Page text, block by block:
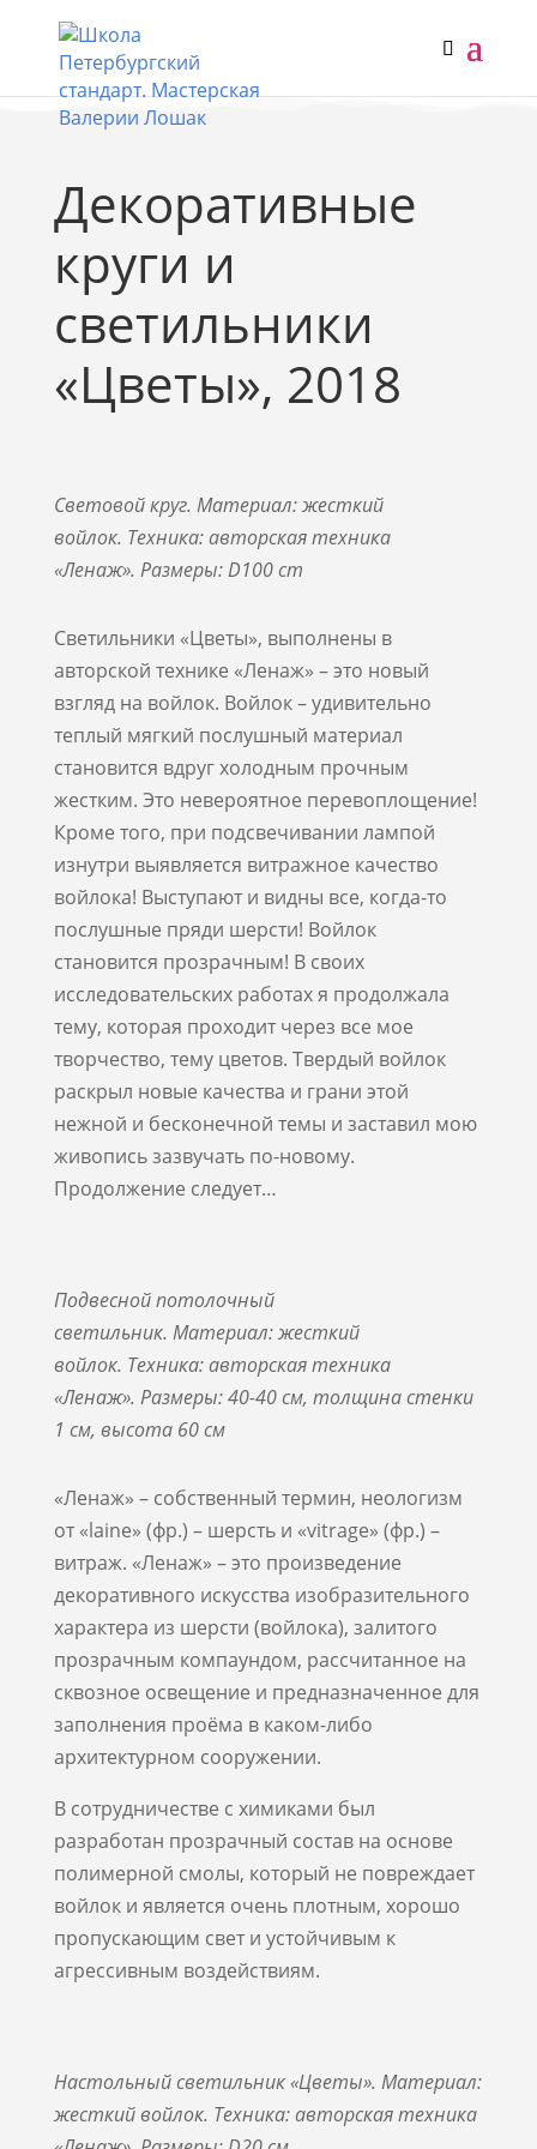
Декоративные
круги и
светильники
«Цветы», 2018
Световой круг. Материал: жесткий
войлок. Техника: авторская техника
«Ленаж». Размеры:D100cm
Светильники «Цветы», выполнены в
авторской технике «Ленаж» – это новый
взгляд на войлок. Войлок – удивительно
теплый мягкий послушный материал
становится вдруг холодным прочным
жестким. Это невероятное перевоплощение!
Кроме того, при подсвечивании лампой
изнутри выявляется витражное качество
войлока! Выступают и видны все, когда-то
послушные пряди шерсти! Войлок
становится прозрачным! В своих
исследовательских работах я продолжала
тему, которая проходит через все мое
творчество, тему цветов. Твердый войлок
раскрыл новые качества и грани этой
нежной и бесконечной темы и заставил мою
живопись зазвучать по-новому.
Продолжение следует…
Подвесной потолочный
светильник. Материал: жесткий
войлок. Техника: авторская техника
«Ленаж». Размеры: 40-40 см, толщина стенки
1 см, высота 60 см
«Ленаж» – собственный термин, неологизм
от «laine» (фр.) – шерсть и «vitrage» (фр.) –
витраж. «Ленаж» – это произведение
декоративного искусства изобразительного
характера из шерсти (войлока), залитого
прозрачным компаундом, рассчитанное на
сквозное освещение и предназначенное для
заполнения проёма в каком-либо
архитектурном сооружении.
В сотрудничестве с химиками был
разработан прозрачный состав на основе
полимерной смолы, который не повреждает
войлок и является очень плотным, хорошо
пропускающим свет и устойчивым к
агрессивным воздействиям.
Настольный светильник «Цветы». Материал:
жесткий войлок. Техника: авторская техника